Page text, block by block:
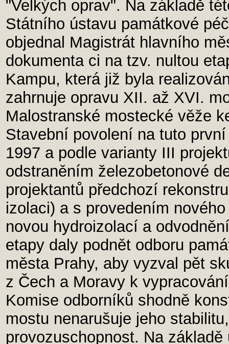
"Velkých oprav". Na základě
Státního ústavu památkové
objednal Magistrát hlavního
dokumenta ci na tzv. nultou
Kampu, která již byla
zahrnuje opravu XII. až XVI.
Malostranské mostecké věže
Stavební povolení na tuto
1997 a podle varianty III
odstraněním železobetonové
projektantů předchozí
izolaci) a s provedením
novou hydroizolací a
etapy daly podnět odboru
města Prahy, aby vyzval pět
z Čech a Moravy k
Komise odborníků shodně
mostu nenarušuje jeho
provozuschopnost. Na